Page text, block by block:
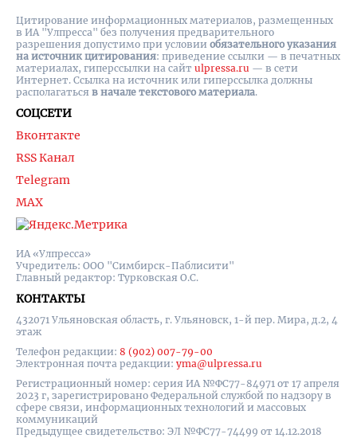
ИА «Улпресса»
Учредитель: ООО "Симбирск-Паблисити"
Главный редактор: Турковская О.С.
КОНТАКТЫ
432071 Ульяновская область, г. Ульяновск, 1-й пер. Мира, д.2, 4
этаж
Телефон редакции: 8 (902) 007-79-00
Электронная почта редакции: yma@ulpressa.ru
Регистрационный номер: серия ИА №ФС77-84971 от 17 апреля
2023 г, зарегистрировано Федеральной службой по надзору в
сфере связи, информационных технологий и массовых
коммуникаций
Предыдущее свидетельство: ЭЛ №ФС77-74499 от 14.12.2018
СОЦСЕТИ
Вконтакте
RSS Канал
Telegram
MAX
Цитирование информационных материалов, размещенных
в ИА "Улпресса" без получения предварительного
разрешения допустимо при условии обязательного указания
на источник цитирования: приведение ссылки — в печатных
материалах, гиперссылки на cайт ulpressa.ru — в сети
Интернет. Ссылка на источник или гиперссылка должны
располагаться в начале текстового материала.